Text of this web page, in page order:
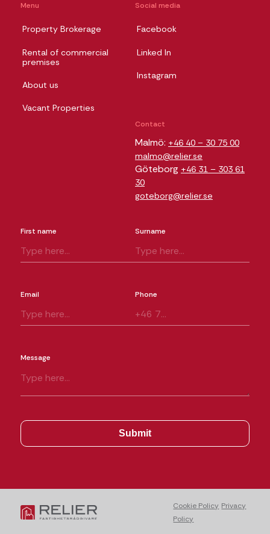
Menu
Property Brokerage
Rental of commercial
premises
About us
Vacant Properties
Social media
Facebook
Linked In
Instagram
Contact
Malmö: +46 40 – 30 75 00
malmo@relier.se
Göteborg +46 31 – 303 61
30
goteborg@relier.se
First name Surname
Email Phone
Message
Cookie Policy Privacy
Policy